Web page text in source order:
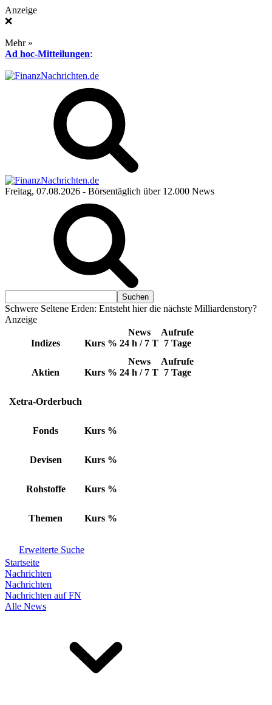
Anzeige
❌
Mehr »
Ad hoc-Mitteilungen:
Freitag, 07.08.2026 - Börsentäglich über 12.000 News
Schwere Seltene Erden: Entsteht hier die nächste Milliardenstory?
Anzeige
Indizes Kurs %
News
24 h / 7 T
Aufrufe
7 Tage
Aktien Kurs %
News
24 h / 7 T
Aufrufe
7 Tage
Xetra-Orderbuch
Fonds Kurs %
Devisen Kurs %
Rohstoffe Kurs %
Themen Kurs %
Erweiterte Suche
Startseite
Nachrichten
Nachrichten
Nachrichten auf FN
Alle News